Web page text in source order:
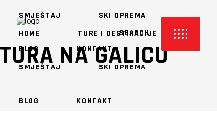
HOME TURE I DESTINACIJE
SMJEŠTAJ SKI OPREMA
BLOG KONTAKT
SMJEŠTAJ SKI OPREMA
BLOG KONTAKT
TURA NA GALICU